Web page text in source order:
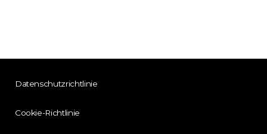
Datenschutzrichtlinie
Cookie-Richtlinie